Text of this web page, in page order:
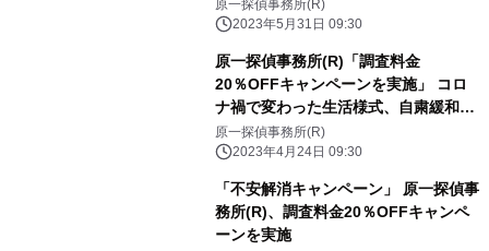
原一探偵事務所(R)
2023年5月31日 09:30
原一探偵事務所(R)「調査料金
20％OFFキャンペーンを実施」 コロ
ナ禍で変わった生活様式、自粛緩和で
変化した生活様式 コロナ禍で変わら
ないのは「家出」、「自殺」、「不
倫」の増加
原一探偵事務所(R)
2023年4月24日 09:30
「不安解消キャンペーン」 原一探偵事
務所(R)、調査料金20％OFFキャンペ
ーンを実施